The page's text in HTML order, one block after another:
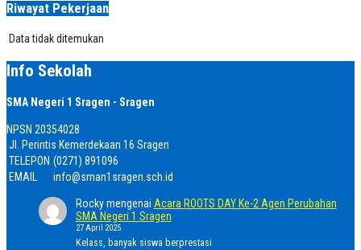
Riwayat Pekerjaan
Data tidak ditemukan
Info Sekolah
SMA Negeri 1 Sragen - Sragen
NPSN 20354028
Jl. Perintis Kemerdekaan 16 Sragen
TELEPON (0271) 891096
EMAIL
info@sman1sragen.sch.id
Rockymengenai Acara ROOTS DAY Ke-2 Agen Perubahan
SMA Negeri 1 Sragen
27 April 2025
Kelass, banyak siswa berprestasi